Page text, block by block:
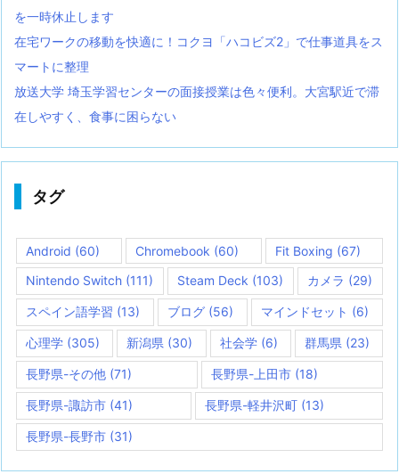
を一時休止します
在宅ワークの移動を快適に！コクヨ「ハコビズ2」で仕事道具をス
マートに整理
放送大学 埼玉学習センターの面接授業は色々便利。大宮駅近で滞
在しやすく、食事に困らない
タグ
Android (60) Chromebook (60) Fit Boxing (67)
Nintendo Switch (111) Steam Deck (103) カメラ (29)
スペイン語学習 (13) ブログ (56) マインドセット (6)
心理学 (305) 新潟県 (30) 社会学(6) 群馬県 (23)
長野県-その他 (71) 長野県-上田市(18)
長野県-諏訪市 (41) 長野県-軽井沢町 (13)
長野県-長野市 (31)